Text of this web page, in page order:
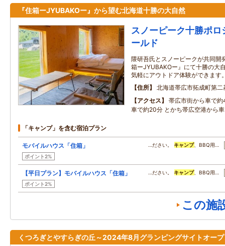
『住箱ーJYUBAKOー』から望む北海道十勝の大自然
スノーピーク十勝ポ
ールド
隈研吾氏とスノーピークが共同開
箱ーJYUBAKOー』にて十勝の大
気軽にアウトドア体験ができます
住所
北海道帯広市拓成町第二
アクセス
帯広市街から車で
車で約20分 とかち帯広空港から
「キャンプ」を含む宿泊プラン
モバイルハウス「住箱」
ポイント2%
…ださい。 キャンプ、BBQ用…
【平日プラン】モバイルハウス「住箱」
ポイント2%
…ださい。 キャンプ、BBQ用…
この施
くつろぎとやすらぎの丘～2024年8月グランピングサイトオー